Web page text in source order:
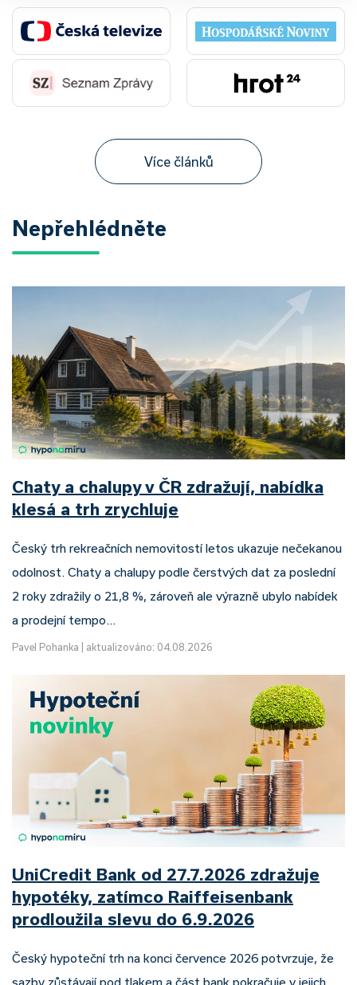
Více článků
Nepřehlédněte
Chaty a chalupy v ČR zdražují, nabídka
klesá a trh zrychluje
Český trh rekreačních nemovitostí letos ukazuje nečekanou
odolnost. Chaty a chalupy podle čerstvých dat za poslední
2 roky zdražily o 21,8 %, zároveň ale výrazně ubylo nabídek
a prodejní tempo…
Pavel Pohanka aktualizováno: 04.08.2026
UniCredit Bank od 27.7.2026 zdražuje
hypotéky, zatímco Raiffeisenbank
prodloužila slevu do 6.9.2026
Český hypoteční trh na konci července 2026 potvrzuje, že
sazby zůstávají pod tlakem a část bank pokračuje v jejich